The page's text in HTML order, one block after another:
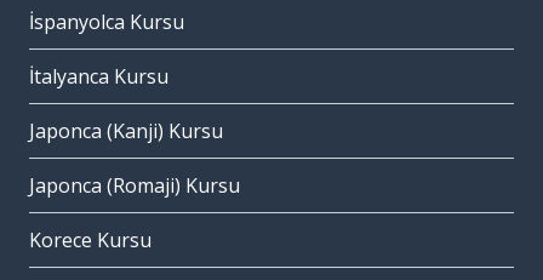
İspanyolca Kursu
İtalyanca Kursu
Japonca (Kanji) Kursu
Japonca (Romaji) Kursu
Korece Kursu